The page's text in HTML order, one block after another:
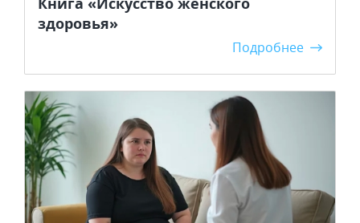
здоровья»
Подробнее